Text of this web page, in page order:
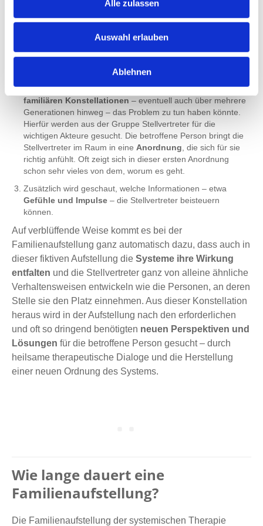
Alle zulassen
Auswahl erlauben
Ablehnen
statt. Die betroffene Person bearbeitet ihr
Anliegen, während die anderen Gruppenmitglieder als
Stellvertreter oder als wohlwollend interessierte
welches Problem gelöst
Daraufhin wird im zweiten Schritt geschaut, mit welchen
familiären Konstellationen – eventuell auch über mehrere
Generationen hinweg – das Problem zu tun haben könnte.
Hierfür werden aus der Gruppe Stellvertreter für die
wichtigen Akteure gesucht. Die betroffene Person bringt die
Stellvertreter im Raum in eine Anordnung , die sich für sie
richtig anfühlt. Oft zeigt sich in dieser ersten Anordnung
schon sehr vieles von dem, worum es geht.
Zusätzlich wird geschaut, welche Informationen – etwa
Gefühle und Impulse – die Stellvertreter beisteuern
können.
Auf verblüffende Weise kommt es bei der
Familienaufstellung ganz automatisch dazu, dass auch in
dieser fiktiven Aufstellung die Systeme ihre Wirkung
entfalten und die Stellvertreter ganz von alleine ähnliche
Verhaltensweisen entwickeln wie die Personen, an deren
Stelle sie den Platz einnehmen. Aus dieser Konstellation
heraus wird in der Aufstellung nach den erforderlichen
und oft so dringend benötigten neuen Perspektiven und
Lösungen für die betroffene Person gesucht – durch
heilsame therapeutische Dialoge und die Herstellung
einer neuen Ordnung des Systems.
Wie lange dauert eine
Familienaufstellung?
Die Familienaufstellung der systemischen Therapie